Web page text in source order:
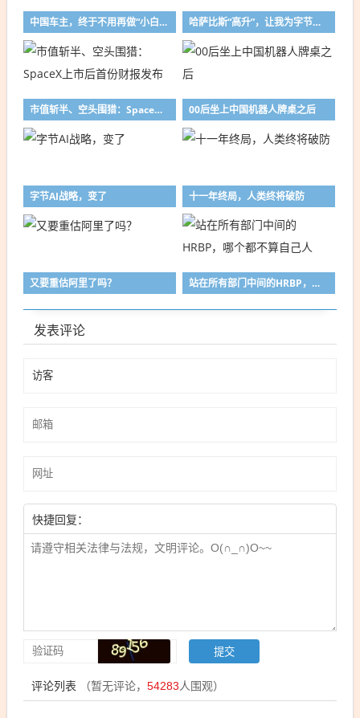
中国车主，终于不用再做“小白鼠” 哈萨比斯“高升”，让我为字节吴永辉捏了一把汗
市值斩半、空头围猎：SpaceX上市后首份财报发布 00后坐上中国机器人牌桌之后
字节AI战略，变了 十一年终局，人类终将破防
又要重估阿里了吗？ 站在所有部门中间的HRBP，哪个都不算自己人
发表评论
快捷回复：
评论列表 （暂无评论， 54283人围观）